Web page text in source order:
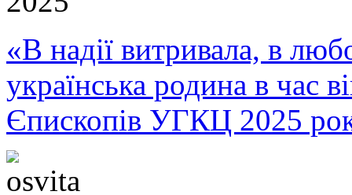
«В надії витривала, в
українська родина в час
Єпископів УГКЦ 2025